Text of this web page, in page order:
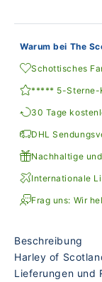
Warum bei The
Schottisches
***** 5-Sterne-
30 Tage
DHL
Nachhaltige
Internationale
Frag uns: Wir
Beschreibung
Harley of
Lieferungen und